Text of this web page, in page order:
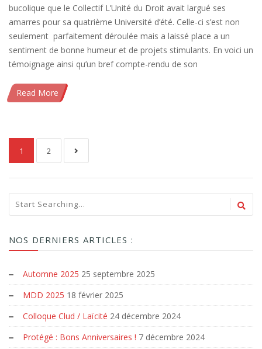
bucolique que le Collectif L’Unité du Droit avait largué ses
amarres pour sa quatrième Université d’été. Celle-ci s’est non
seulement parfaitement déroulée mais a laissé place a un
sentiment de bonne humeur et de projets stimulants. En voici un
témoignage ainsi qu’un bref compte-rendu de son
Read More
1 2
NOS DERNIERS ARTICLES :
Automne 2025 25 septembre 2025
MDD 2025 18 février 2025
Colloque Clud / Laïcité 24 décembre 2024
Protégé : Bons Anniversaires ! 7 décembre 2024